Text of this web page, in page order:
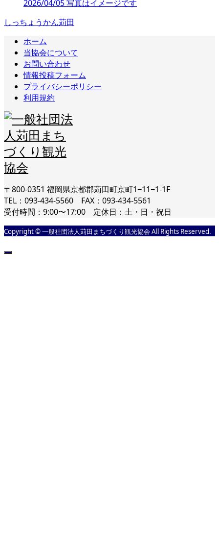
2026/04/05 写真はイメージです
しっちょうかん苅田
ホーム
当協会について
お問い合わせ
情報投稿フォーム
プライバシーポリシー
利用規約
〒800-0351 福岡県京都郡苅田町京町1−11−1-1F
TEL：093-434-5560 FAX：093-434-5561
受付時間：9:00〜17:00 定休日：土・日・祝日
Copyright © 一般社団法人苅田まちづくり観光協会 All Rights Reserved.